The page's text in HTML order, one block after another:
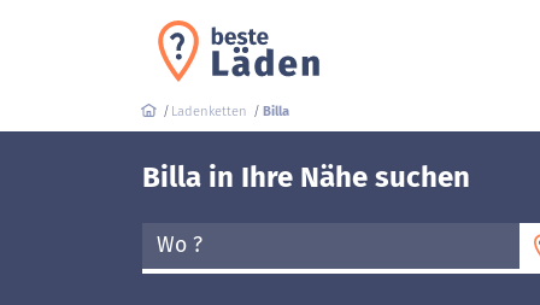
Ladenketten Billa
Billa in Ihre Nähe suchen
Wo ?